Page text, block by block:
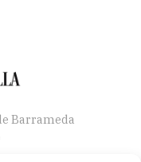
Barrameda